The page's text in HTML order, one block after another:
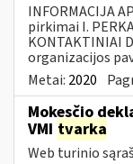
INFORMACIJA
pirkimai I.
KONTAKTINIAI
organizacijos
Metai: 2020
Mokesčio
VMI tvarka
Web turinio